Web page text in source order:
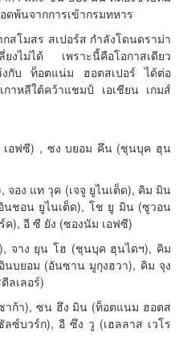
ดพ้นจากการเข้ากรมทหาร
สโมสร สเปอร์ส กำลังโดนดราม่า
ยงไม่ได้ เพราะนี้คือโอกาสเดียว
งกับ ท็อตแน่ม ฮอตสเปอร์ ได้ต่อ
กาหลีใต้คว้าแชมป์ เอเชียน เกมส์
เอฟซี) , ซง บยอม คึน (ชุนบุค ฮุน
จอง แท วุค (เจจู ยูไนเต็ด), คิม มิน
ชอน ยูไนเต็ด), โช ยู มิน (ซูวอน
), อี ซี ยัง (ซองนัม เอฟซี)
จาง ยุน โฮ (ชุนบุค ฮุนไดฯ), คิม
บยอม (อันซาน มูกุงฮวา), คิม จุง
ลเลอร์)
าก้า), ซน ฮึง มิน (ท็อตแนม ฮอตส
ซ์บวร์ก), อี ซึง วู (เฮลลาส เวโร